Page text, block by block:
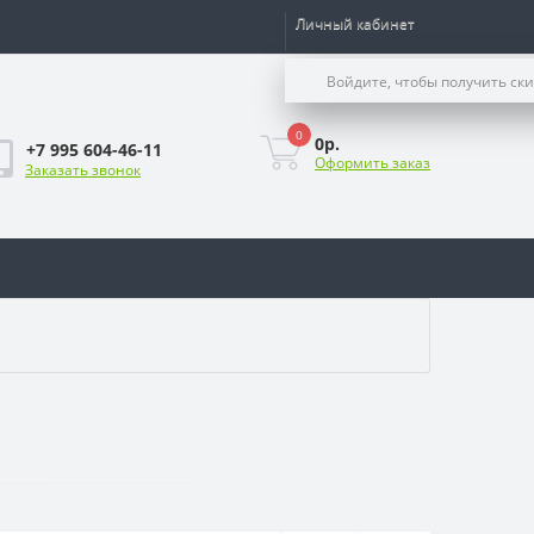
Личный кабинет
Войдите, чтобы получить
+7 995 604-46-11
Заказать звонок
0 0р.
Оформить заказ